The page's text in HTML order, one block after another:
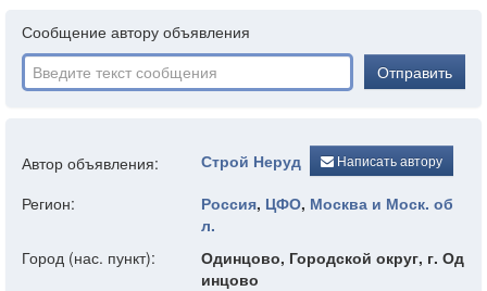
Сообщение автору объявления
Отправить
Автор объявления: Строй Неруд Написать автору
Регион: Россия, ЦФО, Москва и Моск. об
л.
Город (нас. пункт):
Одинцово, Городской округ, г. Од
инцово